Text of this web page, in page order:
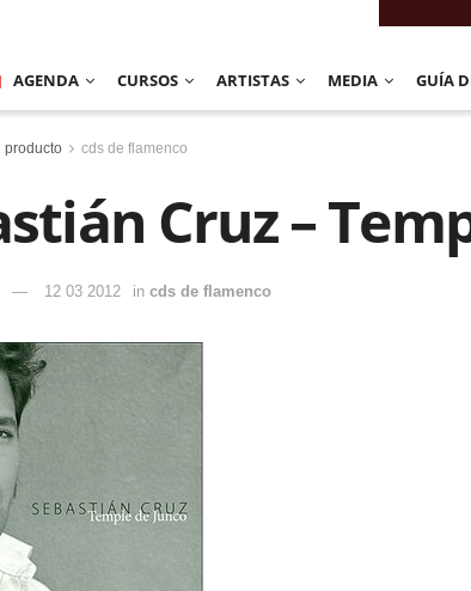
AGENDA CURSOS ARTISTAS MEDIA GUÍA
producto cds de flamenco
Cruz –
12 03 2012 in cds de flamenco